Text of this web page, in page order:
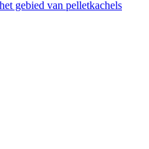
gebied van pelletkachels